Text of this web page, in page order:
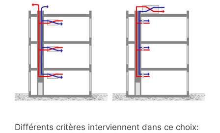
Différents critères interviennent dans ce choix: